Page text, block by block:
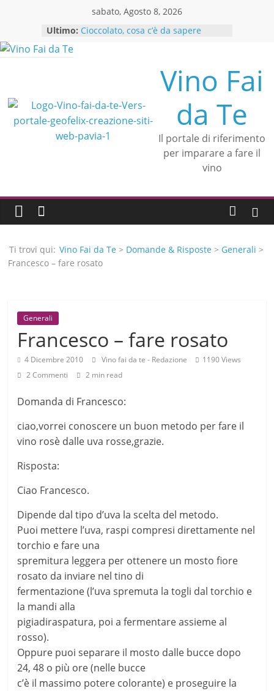
sabato, Agosto 8, 2026
Ultimo: Cioccolato, cosa c’è da sapere
modo facile ed efficace
Il Sassicaia: storia del rosso
leggendario
Alessandra Mastrantonio
un’esperta di consulenza in
ristorazione si unisce a Vino fai da
Vino Fai
da Te
Il portale di riferimento
per imparare a fare il
vino
Ti trovi qui: Vino Fai da Te > Domande & Risposte >Generali >
Francesco – fare rosato
Generali
Francesco – fare rosato
4 Dicembre 2010 Vino fai da te - Redazione
1190 Views
2 Commenti
2 min read
Domanda di Francesco:
ciao,vorrei conoscere un buon metodo per fare il
vino rosè dalle uva rosse,grazie.
Risposta:
Ciao Francesco.
Dipende dal tipo d’uva la scelta del metodo.
Puoi mettere l’uva, raspi compresi direttamente nel
torchio e fare una
spremitura leggera per ottenere un mosto fiore
rosato da inviare nel tino di
fermentazione (l’uva spremuta la togli dal torchio e
la mandi alla
pigiadiraspatura, poi a fermentare assieme al
rosso).
Oppure puoi separare il mosto dalle bucce dopo
24, 48 o più ore (nelle bucce
c’è il massimo potere colorante) e proseguire la